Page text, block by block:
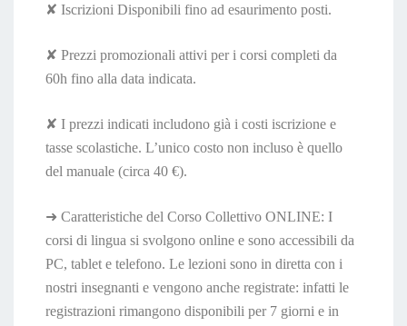
✘ Iscrizioni Disponibili fino ad esaurimento posti.
✘ Prezzi promozionali attivi per i corsi completi da
60h fino alla data indicata.
✘ I prezzi indicati includono già i costi iscrizione e
tasse scolastiche. L’unico costo non incluso è quello
del manuale (circa 40 €).
➜ Caratteristiche del Corso Collettivo ONLINE: I
corsi di lingua si svolgono online e sono accessibili da
PC, tablet e telefono. Le lezioni sono in diretta con i
nostri insegnanti e vengono anche registrate: infatti le
registrazioni rimangono disponibili per 7 giorni e in